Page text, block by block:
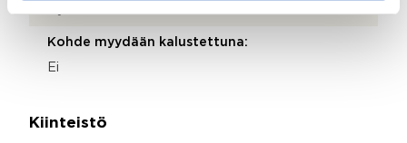
Kohde myydään kalustettuna:
Ei
Kiinteistö